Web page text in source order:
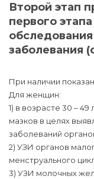
Второй этап
первого
заболевания
При наличии
Для женщин:
1) в возрасте 30 –
мазков в целях
заболеваний
2) УЗИ органов
менструального
3) УЗИ молочных